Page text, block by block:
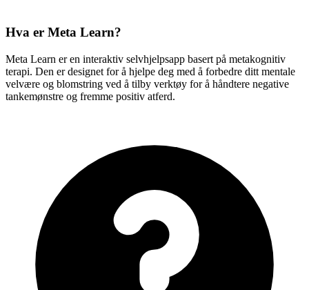
Hva er Meta Learn?
Meta Learn er en interaktiv selvhjelpsapp basert på metakognitiv
terapi. Den er designet for å hjelpe deg med å forbedre ditt mentale
velvære og blomstring ved å tilby verktøy for å håndtere negative
tankemønstre og fremme positiv atferd.